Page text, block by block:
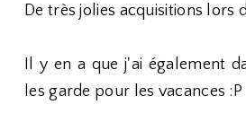
De très jolies acquisitions lors
Il y en a que j'ai également
les garde pour les vacances :P